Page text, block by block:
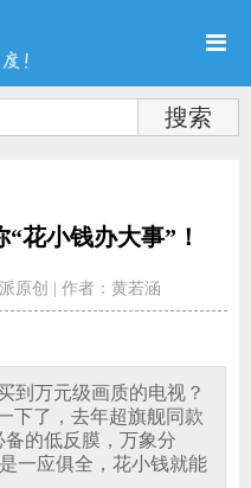
花小钱办大事”！
原创 | 作者：黄若涵
到万元级画质的电视？
下了，去年超旗舰同款
的低反膜，万象分
一应俱全，花小钱就能